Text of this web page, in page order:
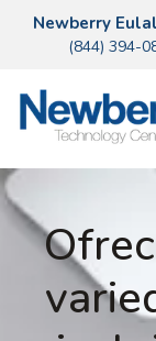
Newberry
(844) 394-